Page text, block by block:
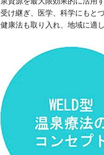
受け継ぎ、医学、科学にもと
健康法も取り入れ、地域に適